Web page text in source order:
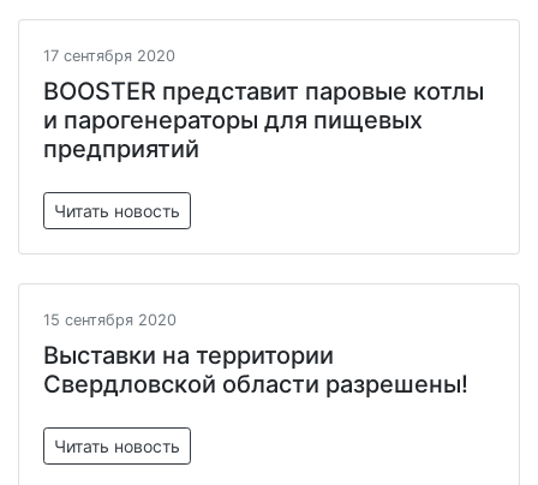
17 сентября 2020
BOOSTER представит паровые котлы
и парогенераторы для пищевых
предприятий
Читать новость
15 сентября 2020
Выставки на территории
Свердловской области разрешены!
Читать новость